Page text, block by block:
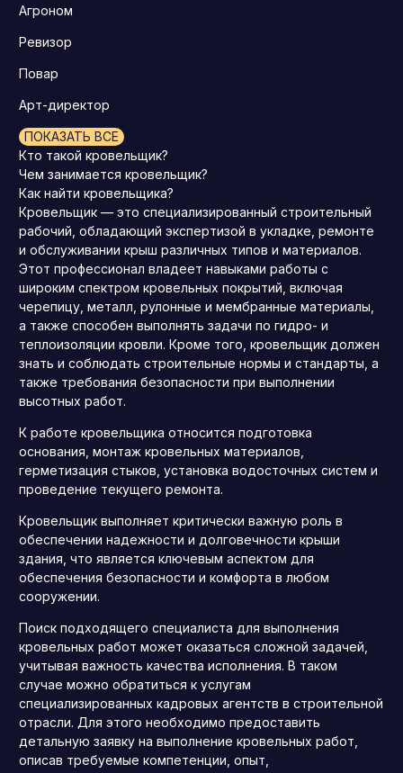
Агроном
Ревизор
Повар
Арт-директор
ПОКАЗАТЬ ВСЕ
Кто такой кровельщик?
Чем занимается кровельщик?
Как найти кровельщика?
Кровельщик — это специализированный строительный
рабочий, обладающий экспертизой в укладке, ремонте
и обслуживании крыш различных типов и материалов.
Этот профессионал владеет навыками работы с
широким спектром кровельных покрытий, включая
черепицу, металл, рулонные и мембранные материалы,
а также способен выполнять задачи по гидро- и
теплоизоляции кровли. Кроме того, кровельщик должен
знать и соблюдать строительные нормы и стандарты, а
также требования безопасности при выполнении
высотных работ.
К работе кровельщика относится подготовка
основания, монтаж кровельных материалов,
герметизация стыков, установка водосточных систем и
проведение текущего ремонта.
Кровельщик выполняет критически важную роль в
обеспечении надежности и долговечности крыши
здания, что является ключевым аспектом для
обеспечения безопасности и комфорта в любом
сооружении.
Поиск подходящего специалиста для выполнения
кровельных работ может оказаться сложной задачей,
учитывая важность качества исполнения. В таком
случае можно обратиться к услугам
специализированных кадровых агентств в строительной
отрасли. Для этого необходимо предоставить
детальную заявку на выполнение кровельных работ,
описав требуемые компетенции, опыт,